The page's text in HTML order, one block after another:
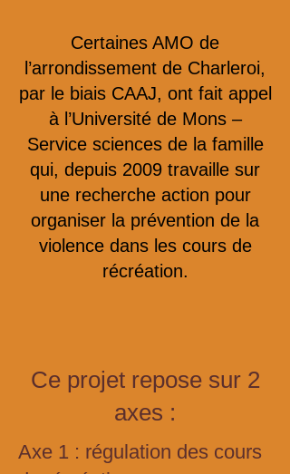
Certaines AMO de
l’arrondissement de Charleroi,
par le biais CAAJ, ont fait appel
à l’Université de Mons –
Service sciences de la famille
qui, depuis 2009 travaille sur
une recherche action pour
organiser la prévention de la
violence dans les cours de
récréation.
Ce projet repose sur 2
axes :
Axe 1 : régulation des cours